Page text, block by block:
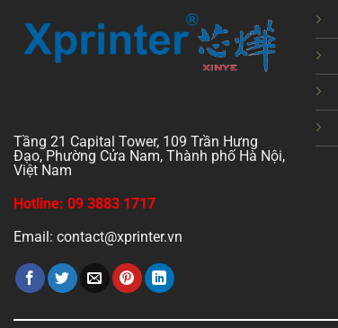
Tầng 21 Capital Tower, 109 Trần Hưng
Đạo, Phường Cửa Nam, Thành phố Hà Nội,
Việt Nam
Hotline: 09 3883 1717
Email: contact@xprinter.vn